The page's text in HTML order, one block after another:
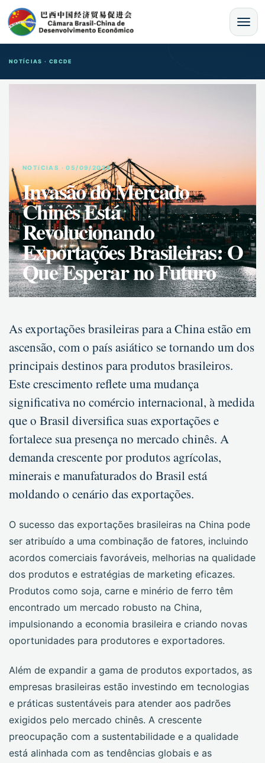
MENU
NOTÍCIAS · CBCDE
NOTíCIAS · 05/09/2024
Invasão do Mercado
Chinês Está
Revolucionando
Exportações Brasileiras: O
Que Esperar no Futuro
As exportações brasileiras para a China estão em
ascensão, com o país asiático se tornando um dos
principais destinos para produtos brasileiros.
Este crescimento reflete uma mudança
significativa no comércio internacional, à medida
que o Brasil diversifica suas exportações e
fortalece sua presença no mercado chinês. A
demanda crescente por produtos agrícolas,
minerais e manufaturados do Brasil está
moldando o cenário das exportações.
O sucesso das exportações brasileiras na China pode
ser atribuído a uma combinação de fatores, incluindo
acordos comerciais favoráveis, melhorias na qualidade
dos produtos e estratégias de marketing eficazes.
Produtos como soja, carne e minério de ferro têm
encontrado um mercado robusto na China,
impulsionando a economia brasileira e criando novas
oportunidades para produtores e exportadores.
Além de expandir a gama de produtos exportados, as
empresas brasileiras estão investindo em tecnologias
e práticas sustentáveis para atender aos padrões
exigidos pelo mercado chinês. A crescente
preocupação com a sustentabilidade e a qualidade
está alinhada com as tendências globais e as